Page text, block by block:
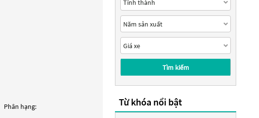
Phân hạng:
Tìm kiếm
Từ khóa nổi bật